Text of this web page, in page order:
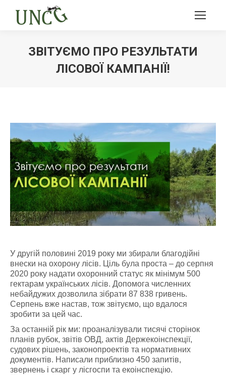
ЗВІТУЄМО ПРО РЕЗУЛЬТАТИ
ЛІСОВОЇ КАМПАНІЇ!
У другій половині 2019 року ми збирали благодійні
внески на охорону лісів. Ціль була проста – до серпня
2020 року надати охоронний статус як мінімум 500
гектарам українських лісів. Допомога численних
небайдужих дозволила зібрати 87 838 гривень.
Серпень вже настав, тож звітуємо, що вдалося
зробити за цей час.
За останній рік ми: проаналізували тисячі сторінок
планів рубок, звітів ОВД, актів Держекоінспекції,
судових рішень, законопроектів та нормативних
документів. Написали приблизно 450 запитів,
звернень і скарг у лісгоспи та екоінспекцію.